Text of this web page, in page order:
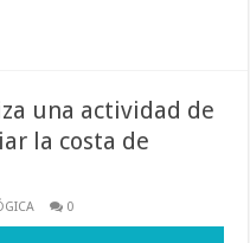
una actividad de
la costa de
0